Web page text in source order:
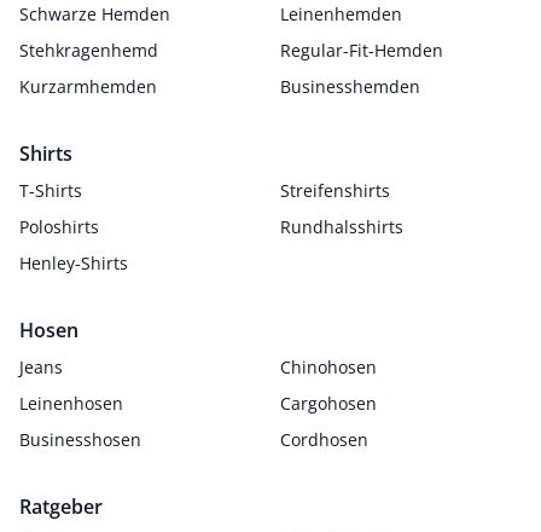
Schwarze Hemden
Leinenhemden
Stehkragenhemd
Regular-Fit-Hemden
Kurzarmhemden
Businesshemden
Shirts
T-Shirts
Streifenshirts
Poloshirts
Rundhalsshirts
Henley-Shirts
Hosen
Jeans
Chinohosen
Leinenhosen
Cargohosen
Businesshosen
Cordhosen
Ratgeber